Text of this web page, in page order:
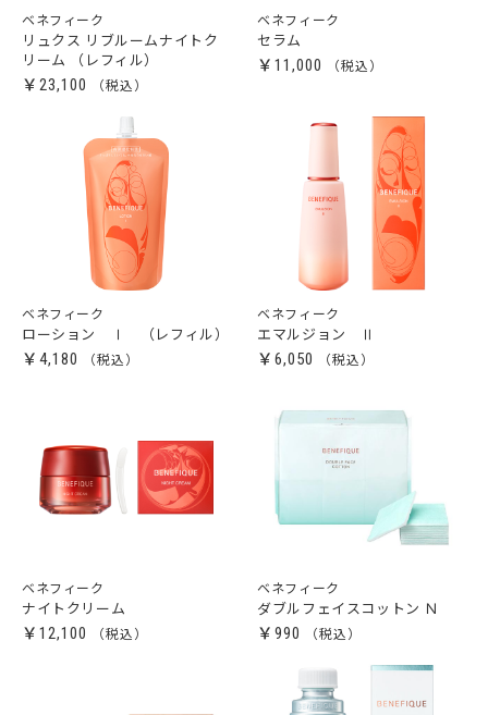
ベネフィーク
リュクス リブルームナイトク
リーム （レフィル）
￥23,100
ベネフィーク
セラム
￥11,000
ベネフィーク
ローション Ⅰ （レフィル）
￥4,180
ベネフィーク
エマルジョン Ⅱ
￥6,050
ベネフィーク
ナイトクリーム
￥12,100
ベネフィーク
ダブルフェイスコットン Ｎ
￥990